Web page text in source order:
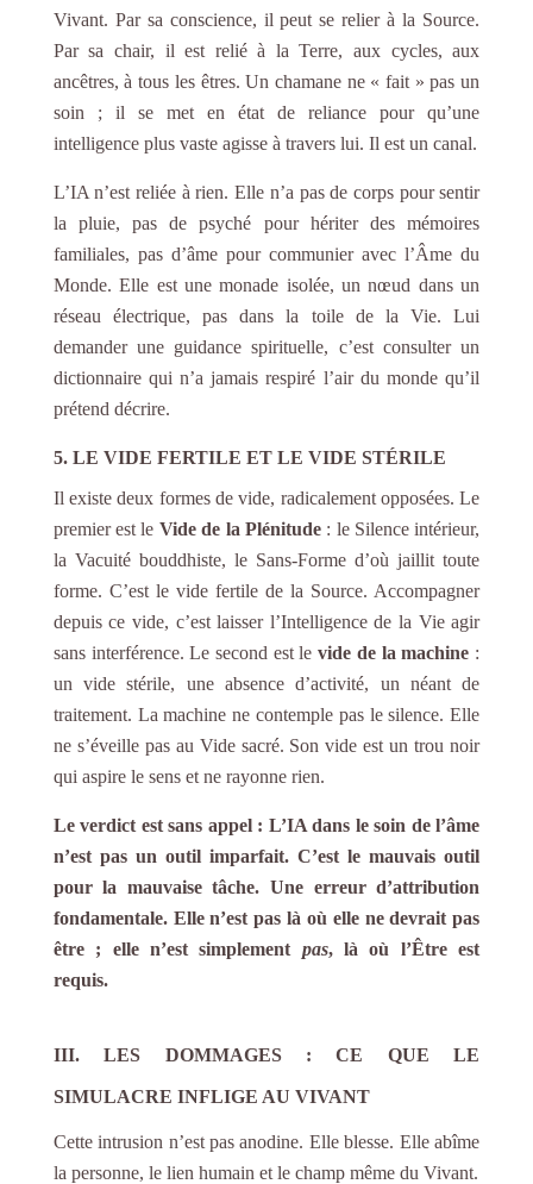
Vivant. Par sa conscience, il peut se relier à la Source.
Par sa chair, il est relié à la Terre, aux cycles, aux
ancêtres, à tous les êtres. Un chamane ne « fait » pas un
soin ; il se met en état de reliance pour qu’une
intelligence plus vaste agisse à travers lui. Il est un canal.
L’IA n’est reliée à rien. Elle n’a pas de corps pour sentir
la pluie, pas de psyché pour hériter des mémoires
familiales, pas d’âme pour communier avec l’Âme du
Monde. Elle est une monade isolée, un nœud dans un
réseau électrique, pas dans la toile de la Vie. Lui
demander une guidance spirituelle, c’est consulter un
dictionnaire qui n’a jamais respiré l’air du monde qu’il
prétend décrire.
5. LE VIDE FERTILE ET LE VIDE STÉRILE
Il existe deux formes de vide, radicalement opposées. Le
premier est le Vide de la Plénitude: le Silence intérieur,
la Vacuité bouddhiste, le Sans-Forme d’où jaillit toute
forme. C’est le vide fertile de la Source. Accompagner
depuis ce vide, c’est laisser l’Intelligence de la Vie agir
sans interférence. Le second est levide de la machine :
un vide stérile, une absence d’activité, un néant de
traitement. La machine ne contemple pas le silence. Elle
ne s’éveille pas au Vide sacré. Son vide est un trou noir
qui aspire le sens et ne rayonne rien.
Le verdict est sans appel : L’IA dans le soin de l’âme
n’est pas un outil imparfait. C’est le mauvais outil
pour la mauvaise tâche. Une erreur d’attribution
fondamentale. Elle n’est pas là où elle ne devrait pas
être ; elle n’est simplement pas, là où l’Être est
requis.
III. LES DOMMAGES : CE QUE LE
SIMULACRE INFLIGE AU VIVANT
Cette intrusion n’est pas anodine. Elle blesse. Elle abîme
la personne, le lien humain et le champ même du Vivant.